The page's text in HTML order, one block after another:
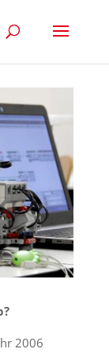
2006